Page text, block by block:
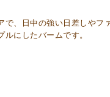
、日中の強い日差しやフ
にしたバームです。